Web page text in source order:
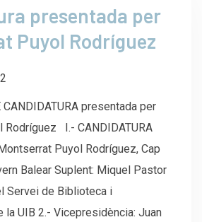
presentada per
Puyol Rodríguez
CANDIDATURA presentada per
Rodríguez I.- CANDIDATURA
Puyol Rodríguez, Cap
Balear Suplent: Miquel Pastor
Servei de Biblioteca i
la UIB 2.- Vicepresidència: Juan